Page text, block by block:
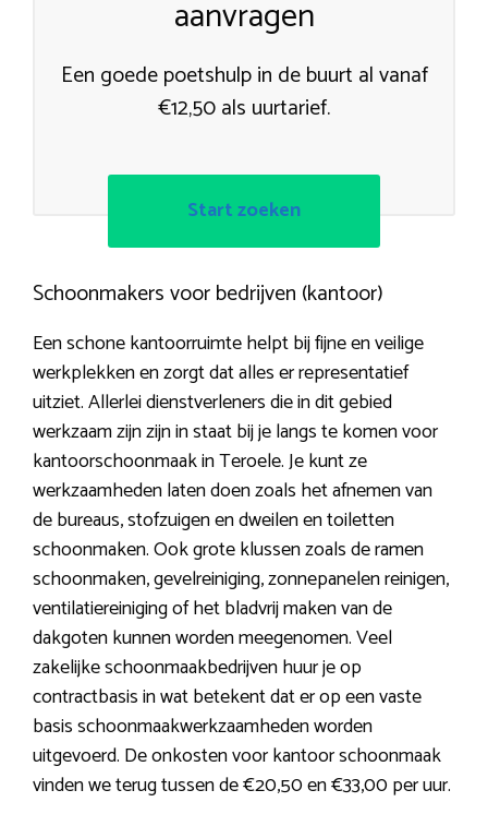
aanvragen
Een goede poetshulp in de buurt al vanaf
€12,50 als uurtarief.
Start zoeken
Schoonmakers voor bedrijven (kantoor)
Een schone kantoorruimte helpt bij fijne en veilige
werkplekken en zorgt dat alles er representatief
uitziet. Allerlei dienstverleners die in dit gebied
werkzaam zijn zijn in staat bij je langs te komen voor
kantoorschoonmaak in Teroele. Je kunt ze
werkzaamheden laten doen zoals het afnemen van
de bureaus, stofzuigen en dweilen en toiletten
schoonmaken. Ook grote klussen zoals de ramen
schoonmaken, gevelreiniging, zonnepanelen reinigen,
ventilatiereiniging of het bladvrij maken van de
dakgoten kunnen worden meegenomen. Veel
zakelijke schoonmaakbedrijven huur je op
contractbasis in wat betekent dat er op een vaste
basis schoonmaakwerkzaamheden worden
uitgevoerd. De onkosten voor kantoor schoonmaak
vinden we terug tussen de €20,50 en €33,00 per uur.